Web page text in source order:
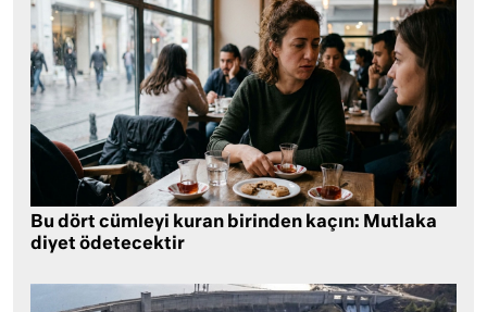
Bu dört cümleyi kuran birinden kaçın: Mutlaka
diyet ödetecektir